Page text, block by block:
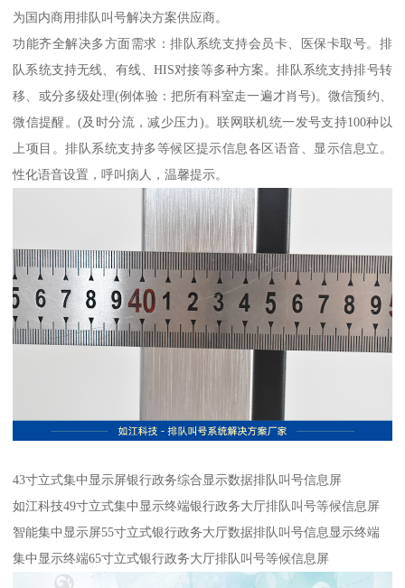
为国内商用排队叫号解决方案供应商。
功能齐全解决多方面需求：排队系统支持会员卡、医保卡取号。排
队系统支持无线、有线、HIS对接等多种方案。排队系统支持排号转
移、或分多级处理(例体验：把所有科室走一遍才肖号)。微信预约、
微信提醒。(及时分流，减少压力)。联网联机统一发号支持100种以
上项目。排队系统支持多等候区提示信息各区语音、显示信息立。
性化语音设置，呼叫病人，温馨提示。
43寸立式集中显示屏银行政务综合显示数据排队叫号信息屏
如江科技49寸立式集中显示终端银行政务大厅排队叫号等候信息屏
智能集中显示屏55寸立式银行政务大厅数据排队叫号信息显示终端
集中显示终端65寸立式银行政务大厅排队叫号等候信息屏